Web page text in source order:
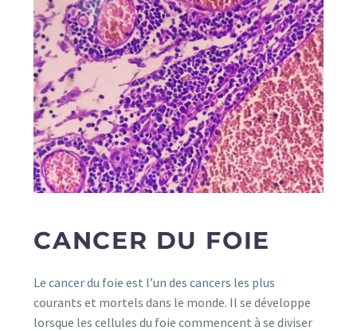
CANCER DU FOIE
Le cancer du foie est l’un des cancers les plus
courants et mortels dans le monde. Il se développe
lorsque les cellules du foie commencent à se diviser